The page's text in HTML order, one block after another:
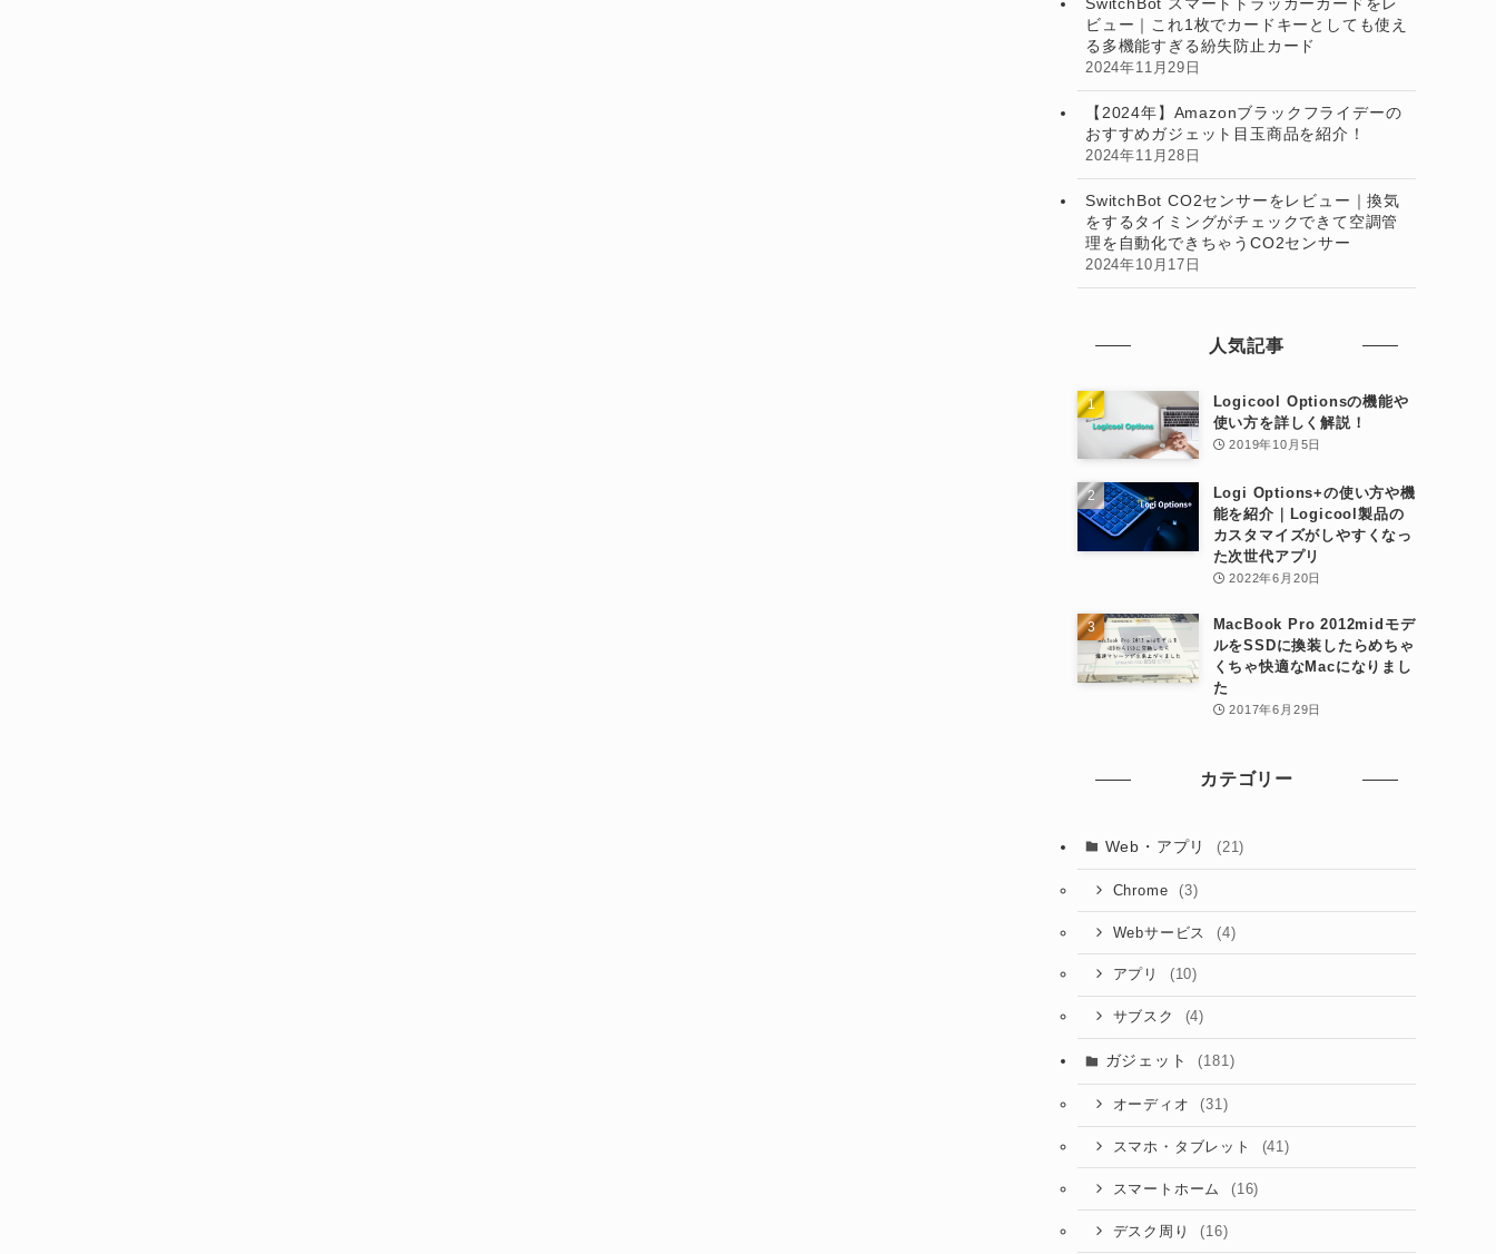
ビュー｜これ1枚でカードキーとしても使え
る多機能すぎる紛失防止カード
2024年11月29日
【2024年】Amazonブラックフライデーの
おすすめガジェット目玉商品を紹介！
2024年11月28日
SwitchBot CO2センサーをレビュー｜換気
をするタイミングがチェックできて空調管
理を自動化できちゃうCO2センサー
2024年10月17日
人気記事
Logicool Optionsの機能や
使い方を詳しく解説！
2019年10月5日
Logi Options+の使い方や機
能を紹介｜Logicool製品の
カスタマイズがしやすくなっ
た次世代アプリ
2022年6月20日
MacBook Pro 2012midモデ
ルをSSDに換装したらめちゃ
くちゃ快適なMacになりまし
た
2017年6月29日
カテゴリー
Web・アプリ (21)
Chrome (3)
Webサービス (4)
アプリ (10)
サブスク (4)
ガジェット (181)
オーディオ (31)
スマホ・タブレット (41)
スマートホーム (16)
デスク周り (16)